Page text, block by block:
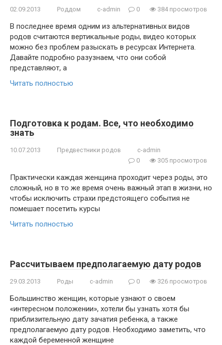
02.09.2013 Роддом c-admin 0 384 просмотров
В последнее время одним из альтернативных видов
родов считаются вертикальные роды, видео которых
можно без проблем разыскать в ресурсах Интернета.
Давайте подробно разузнаем, что они собой
представляют, а
Читать полностью
Подготовка к родам. Все, что необходимо
знать
10.07.2013 Предвестники родов
c-admin
0
305 просмотров
Практически каждая женщина проходит через роды, это
сложный, но в то же время очень важный этап в жизни, но
чтобы исключить страхи предстоящего события не
помешает посетить курсы
Читать полностью
Рассчитываем предполагаемую дату родов
29.03.2013 Роды c-admin 0 326 просмотров
Большинство женщин, которые узнают о своем
«интересном положении», хотели бы узнать хотя бы
приблизительную дату зачатия ребенка, а также
предполагаемую дату родов. Необходимо заметить, что
каждой беременной женщине